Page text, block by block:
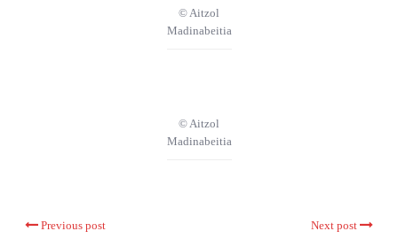
© Aitzol
Madinabeitia
© Aitzol
Madinabeitia
Previous post Next post